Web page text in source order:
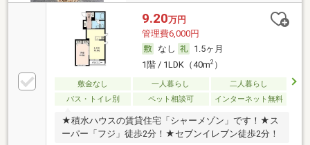
9.20万円
管理費6,000円
なし
1.5ヶ月
1階 / 1LDK（40m2）
敷金なし 一人暮らし
二人暮らし
バス・トイレ別
ペット相談可 インターネット無料
★積水ハウスの賃貸住宅「シャーメゾン」です！★ス
ーパー「フジ」徒歩2分！★セブンイレブン徒歩2分！